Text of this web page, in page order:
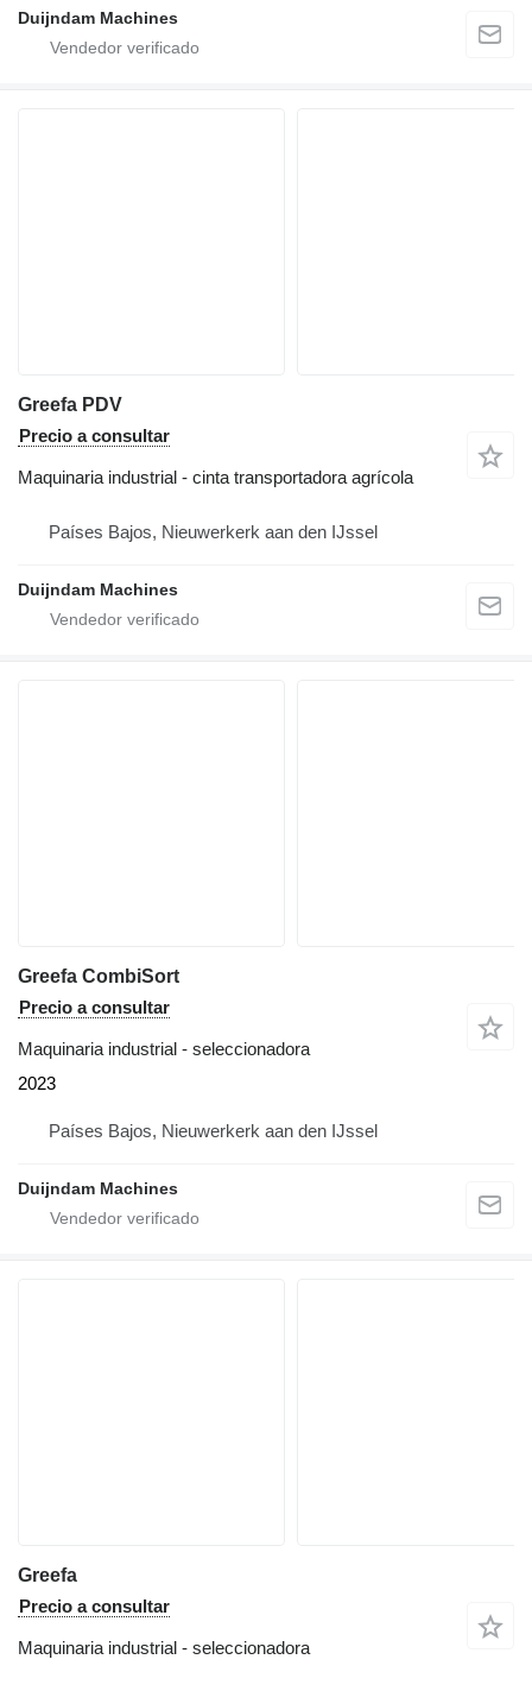
Duijndam Machines
Greefa PDV
Precio a consultar
Maquinaria industrial - cinta transportadora agrícola
Países Bajos, Nieuwerkerk aan den IJssel
Duijndam Machines
Greefa CombiSort
Precio a consultar
Maquinaria industrial - seleccionadora
2023
Países Bajos, Nieuwerkerk aan den IJssel
Duijndam Machines
Greefa
Precio a consultar
Maquinaria industrial - seleccionadora